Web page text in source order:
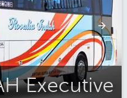
Executive